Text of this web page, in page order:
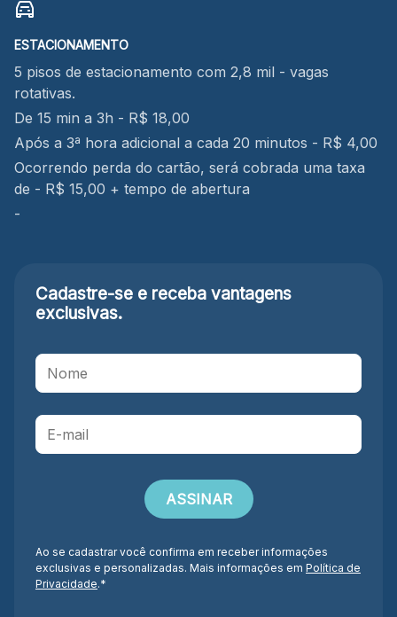
ESTACIONAMENTO
5 pisos de estacionamento com 2,8 mil - vagas
rotativas.
De 15 min a 3h - R$ 18,00
Após a 3ª hora adicional a cada 20 minutos - R$ 4,00
Ocorrendo perda do cartão, será cobrada uma taxa
de - R$ 15,00 + tempo de abertura
-
Cadastre-se e receba vantagens
exclusivas.
Ao se cadastrar você confirma em receber informações
exclusivas e personalizadas. Mais informações em Política de
Privacidade.*